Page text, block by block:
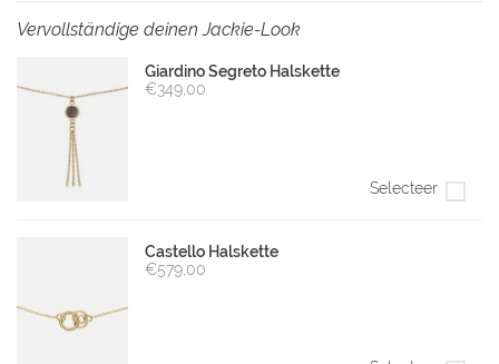
Vervollständige deinen Jackie-Look
Giardino Segreto Halskette
€349,00
Selecteer
Castello Halskette
€579,00